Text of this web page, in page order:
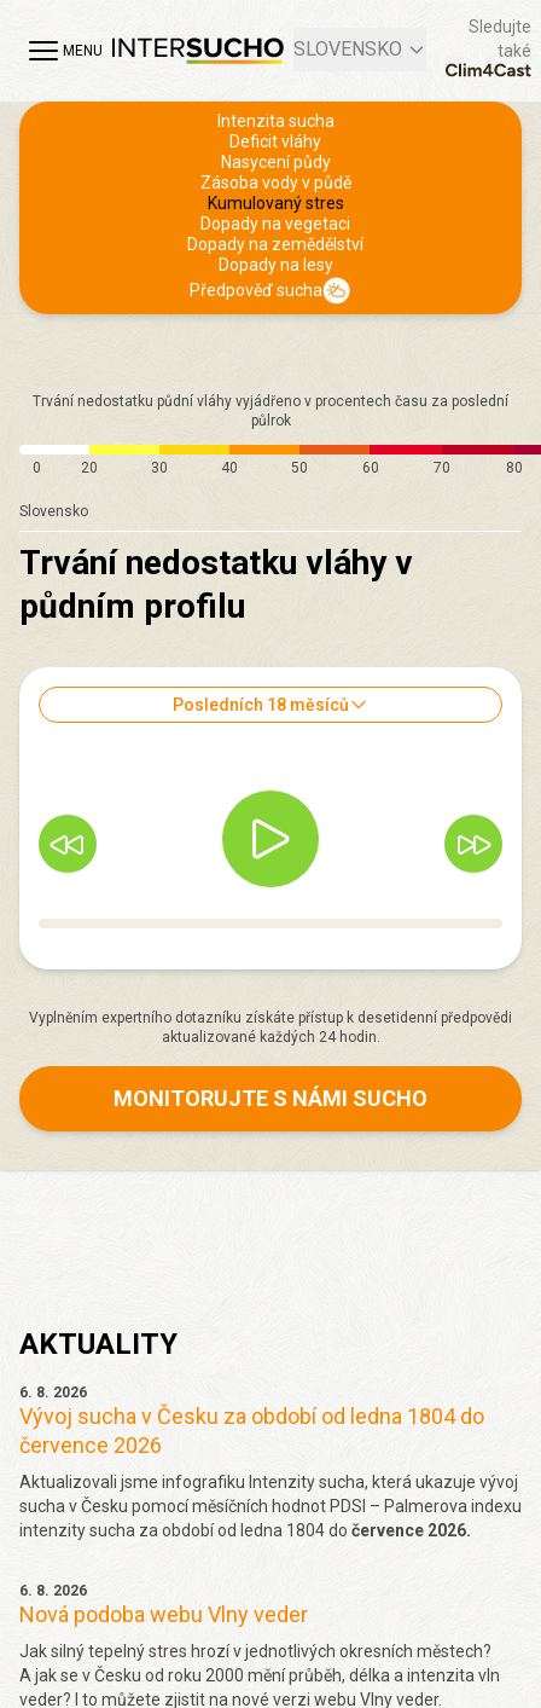
MENU SLOVENSKO
Sledujte
také
Intenzita sucha
Deficit vláhy
Nasycení půdy
Zásoba vody v půdě
Kumulovaný stres
Dopady na vegetaci
Dopady na zemědělství
Dopady na lesy
Předpověď sucha
Trvání nedostatku půdní vláhy vyjádřeno v procentech času za poslední
půlrok
0 20 30 40 50 60 70 80
Slovensko
Trvání nedostatku vláhy v
půdním profilu
Posledních 18 měsíců
Vyplněním expertního dotazníku získáte přístup k desetidenní předpovědi
aktualizované každých 24 hodin.
MONITORUJTE S NÁMI SUCHO
AKTUALITY
6. 8. 2026
Vývoj sucha v Česku za období od ledna 1804 do
července 2026
Aktualizovali jsme infografiku Intenzity sucha, která ukazuje vývoj
sucha v Česku pomocí měsíčních hodnot PDSI – Palmerova indexu
intenzity sucha za období od ledna 1804 do července 2026.
6. 8. 2026
Nová podoba webu Vlny veder
Jak silný tepelný stres hrozí v jednotlivých okresních městech?
A jak se v Česku od roku 2000 mění průběh, délka a intenzita vln
veder? I to můžete zjistit na nové verzi webu Vlny veder.